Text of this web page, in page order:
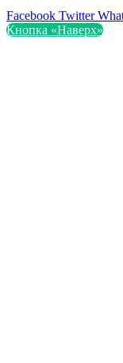
Facebook Twitter
Кнопка «Наверх»